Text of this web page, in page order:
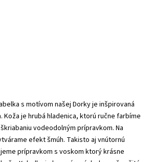
s motívom našej Dorky je inšpirovaná
je hrubá hladenica, ktorú ručne farbíme
vodeodolným prípravkom. Na
efekt šmúh. Takisto aj vnútornú
prípravkom s voskom ktorý krásne